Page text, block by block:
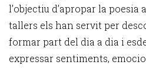
l’objectiu d’apropar la poesia
tallers els han servit per
formar part del dia a dia i
expressar sentiments,